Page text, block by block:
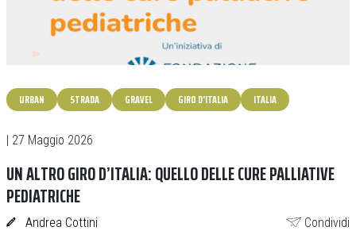
URBAN STRADA GRAVEL GIRO D'ITALIA ITALIA
| 27 Maggio 2026
UN ALTRO GIRO D’ITALIA: QUELLO DELLE CURE PALLIATIVE
PEDIATRICHE
Andrea Cottini Condividi